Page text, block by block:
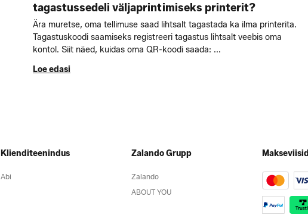
tagastussedeli väljaprintimiseks printerit?
Ära muretse, oma tellimuse saad lihtsalt tagastada ka ilma printerita.
Tagastuskoodi saamiseks registreeri tagastus lihtsalt veebis oma
kontol. Siit näed, kuidas oma QR-koodi saada: ...
Loe edasi
Klienditeenindus
Abi
Zalando Grupp
Zalando
ABOUT YOU
Makseviisid